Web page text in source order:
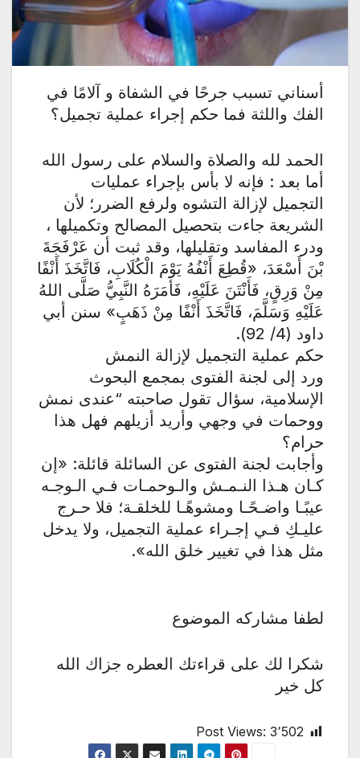
أسناني تسبب جرحًا في الشفاة و آلامًا في
الفك واللثة فما حكم إجراء عملية تجميل؟
الحمد لله والصلاة والسلام على رسول الله
أما بعد : فإنه لا بأس بإجراء عمليات
التجميل لإزالة التشوه ولرفع الضرر؛ لأن
الشريعة جاءت بتحصيل المصالح وتكميلها ،
ودرء المفاسد وتقليلها، وقد ثبت أن عَرْفَجَةَ
بْنَ أَسْعَدَ، «قُطِعَ أَنْفُهُ يَوْمَ الْكُلَابِ، فَاتَّخَذَ أَنْفًا
مِنْ وَرِقٍ، فَأَنْتَنَ عَلَيْهِ، فَأَمَرَهُ النَّبِيُّ صَلَّى اللهُ
عَلَيْهِ وَسَلَّمَ، فَاتَّخَذَ أَنْفًا مِنْ ذَهَبٍ» سنن أبي
داود (4/ 92).
حكم عملية التجميل لإزالة النمش
ورد إلى لجنة الفتوى بمجمع البحوث
الإسلامية، سؤال تقول صاحبته “عندى نمش
ووحمات في وجهي وأريد أزيلهم فهل هذا
حرام؟
وأجابت لجنة الفتوى عن السائلة قائلة: «إن
كـان هـذا النـمـش والـوحمـات فـي الـوجـه
عيبًـا واضـحًـا ومشوهًـا للخلقـة؛ فلا حـرج
عليـكِ فـي إجـراء عملية التجميل، ولا يدخل
مثل هذا في تغيير خلق الله».
لطفا مشاركه الموضوع
شكرا لك على قراءتك العطره جزاك الله
كل خير
Post Views: 3٬502